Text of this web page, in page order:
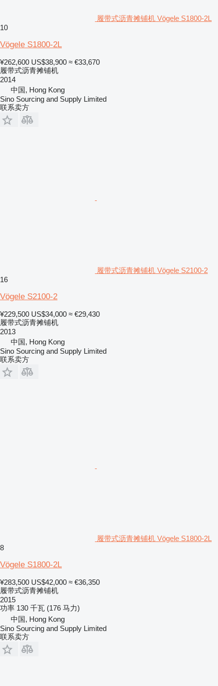
履带式沥青摊铺机 Vögele S1800-2L
10
Vögele S1800-2L
¥262,600 US$38,900 ≈ €33,670
履带式沥青摊铺机
2014
中国, Hong Kong
Sino Sourcing and Supply Limited
联系卖方
履带式沥青摊铺机 Vögele S2100-2
16
Vögele S2100-2
¥229,500 US$34,000 ≈ €29,430
履带式沥青摊铺机
2013
中国, Hong Kong
Sino Sourcing and Supply Limited
联系卖方
履带式沥青摊铺机 Vögele S1800-2L
8
Vögele S1800-2L
¥283,500 US$42,000 ≈ €36,350
履带式沥青摊铺机
2015
功率 130 千瓦 (176 马力)
中国, Hong Kong
Sino Sourcing and Supply Limited
联系卖方